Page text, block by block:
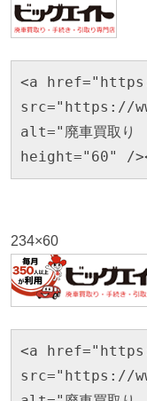
<a
src="https://
alt="廃車買取り
height="60" /
234×60
<a
src="https://